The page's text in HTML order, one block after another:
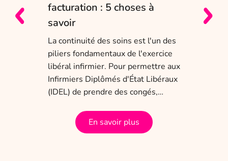
facturation : 5 choses à
savoir
La continuité des soins est l'un des
piliers fondamentaux de l'exercice
libéral infirmier. Pour permettre aux
Infirmiers Diplômés d'État Libéraux
(IDEL) de prendre des congés,…
En savoir plus